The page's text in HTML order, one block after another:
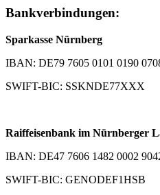
Bankverbindungen:
Sparkasse Nürnberg
IBAN: DE79 7605 0101 0190
SWIFT-BIC: SSKNDE77XXX
Raiffeisenbank im Nürnberger
IBAN: DE47 7606 1482 0002
SWIFT-BIC: GENODEF1HSB